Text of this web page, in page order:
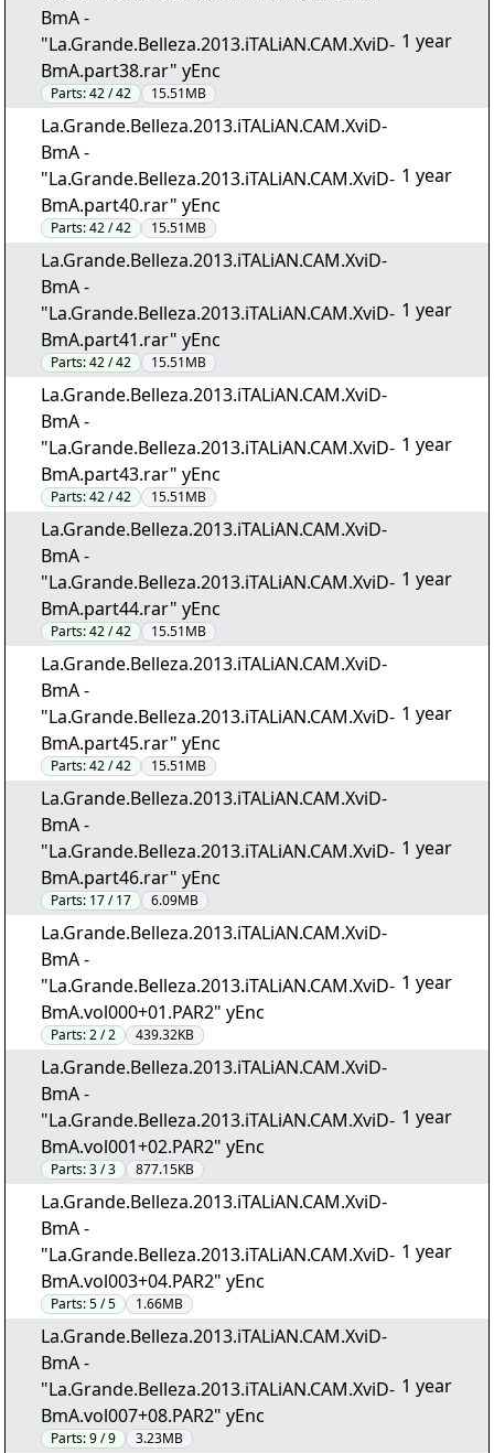
BmA -
"La.Grande.Belleza.2013.iTALiAN.CAM.XviD-
BmA.part38.rar" yEnc
Parts:42 / 42 15.51MB
1 year
La.Grande.Belleza.2013.iTALiAN.CAM.XviD-
BmA -
"La.Grande.Belleza.2013.iTALiAN.CAM.XviD-
BmA.part40.rar" yEnc
Parts:42 / 42 15.51MB
1 year
La.Grande.Belleza.2013.iTALiAN.CAM.XviD-
BmA -
"La.Grande.Belleza.2013.iTALiAN.CAM.XviD-
BmA.part41.rar" yEnc
Parts:42 / 42 15.51MB
1 year
La.Grande.Belleza.2013.iTALiAN.CAM.XviD-
BmA -
"La.Grande.Belleza.2013.iTALiAN.CAM.XviD-
BmA.part43.rar" yEnc
Parts:42 / 42 15.51MB
1 year
La.Grande.Belleza.2013.iTALiAN.CAM.XviD-
BmA -
"La.Grande.Belleza.2013.iTALiAN.CAM.XviD-
BmA.part44.rar" yEnc
Parts:42 / 42 15.51MB
1 year
La.Grande.Belleza.2013.iTALiAN.CAM.XviD-
BmA -
"La.Grande.Belleza.2013.iTALiAN.CAM.XviD-
BmA.part45.rar" yEnc
Parts:42 / 42 15.51MB
1 year
La.Grande.Belleza.2013.iTALiAN.CAM.XviD-
BmA -
"La.Grande.Belleza.2013.iTALiAN.CAM.XviD-
BmA.part46.rar" yEnc
Parts: 17 / 17 6.09MB
1 year
La.Grande.Belleza.2013.iTALiAN.CAM.XviD-
BmA -
"La.Grande.Belleza.2013.iTALiAN.CAM.XviD-
BmA.vol000+01.PAR2" yEnc
Parts:2 / 2 439.32KB
1 year
La.Grande.Belleza.2013.iTALiAN.CAM.XviD-
BmA -
"La.Grande.Belleza.2013.iTALiAN.CAM.XviD-
BmA.vol001+02.PAR2" yEnc
Parts:3 / 3 877.15KB
1 year
La.Grande.Belleza.2013.iTALiAN.CAM.XviD-
BmA -
"La.Grande.Belleza.2013.iTALiAN.CAM.XviD-
BmA.vol003+04.PAR2" yEnc
Parts:5 / 5 1.66MB
1 year
La.Grande.Belleza.2013.iTALiAN.CAM.XviD-
BmA -
"La.Grande.Belleza.2013.iTALiAN.CAM.XviD-
BmA.vol007+08.PAR2" yEnc
Parts:9 / 9 3.23MB
1 year